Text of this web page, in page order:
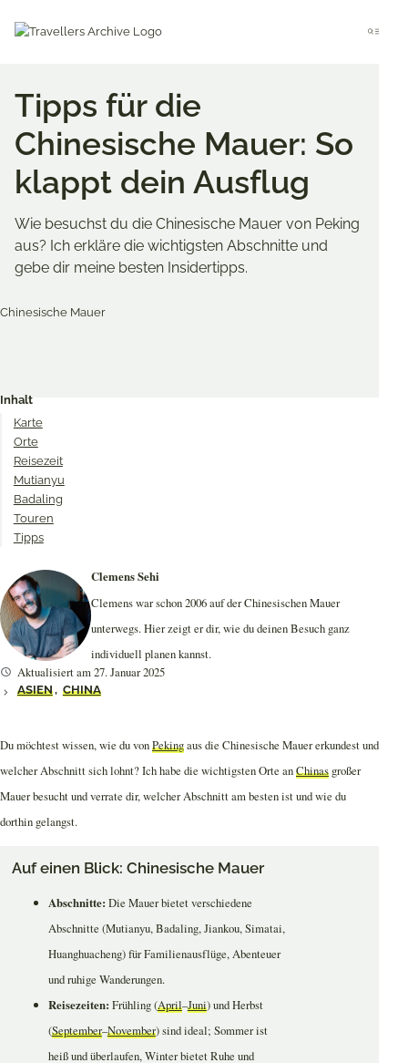
Menu
Tipps für die
Chinesische Mauer: So
klappt dein Ausflug
Wie besuchst du die Chinesische Mauer von Peking
aus? Ich erkläre die wichtigsten Abschnitte und
gebe dir meine besten Insidertipps.
Twitter
Inhalt
Karte
Orte
Reisezeit
Mutianyu
Badaling
Touren
Tipps
Clemens Sehi
Clemens war schon 2006 auf der Chinesischen Mauer
unterwegs. Hier zeigt er dir, wie du deinen Besuch ganz
individuell planen kannst.
Aktualisiert am 27. Januar 2025
ASIEN, CHINA
Du möchtest wissen, wie du vonPekingaus die Chinesische Mauer erkundest und
welcher Abschnitt sich lohnt? Ich habe die wichtigsten Orte anChinas großer
Mauer besucht und verrate dir, welcher Abschnitt am besten ist und wie du
dorthin gelangst.
Auf einen Blick: Chinesische Mauer
Abschnitte: Die Mauer bietet verschiedene
Abschnitte (Mutianyu, Badaling, Jiankou, Simatai,
Huanghuacheng) für Familienausflüge, Abenteuer
und ruhige Wanderungen.
Reisezeiten: Frühling (April–Juni) und Herbst
(September–November) sind ideal; Sommer ist
heiß und überlaufen, Winter bietet Ruhe und